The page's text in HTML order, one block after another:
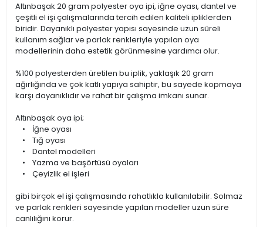
Altınbaşak 20 gram polyester oya ipi, iğne oyası, dantel ve
çeşitli el işi çalışmalarında tercih edilen kaliteli ipliklerden
biridir. Dayanıklı polyester yapısı sayesinde uzun süreli
kullanım sağlar ve parlak renkleriyle yapılan oya
modellerinin daha estetik görünmesine yardımcı olur.
%100 polyesterden üretilen bu iplik, yaklaşık 20 gram
ağırlığında ve çok katlı yapıya sahiptir, bu sayede kopmaya
karşı dayanıklıdır ve rahat bir çalışma imkanı sunar.
Altınbaşak oya ipi;
• İğne oyası
• Tığ oyası
• Dantel modelleri
• Yazma ve başörtüsü oyaları
• Çeyizlik el işleri
gibi birçok el işi çalışmasında rahatlıkla kullanılabilir. Solmaz
ve parlak renkleri sayesinde yapılan modeller uzun süre
canlılığını korur.